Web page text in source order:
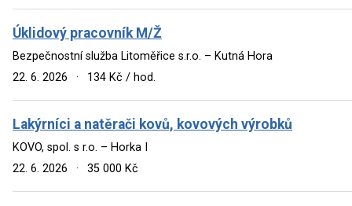
Úklidový pracovník M/Ž
Bezpečnostní služba Litoměřice s.r.o. – Kutná Hora
22. 6. 2026
· 134 Kč / hod.
Lakýrníci a natěrači kovů, kovových výrobků
KOVO, spol. s r.o. – Horka I
22. 6. 2026
· 35 000 Kč